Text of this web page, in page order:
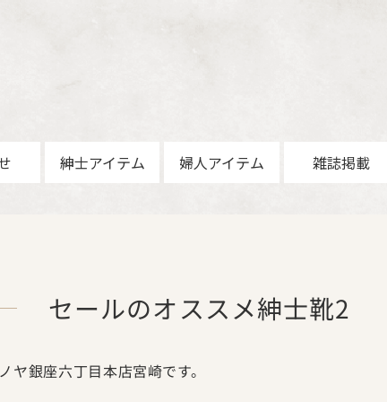
紳士アイテム 婦人アイテム 雑誌掲載
セールのオススメ紳士靴2
ヤ銀座六丁目本店宮崎です。